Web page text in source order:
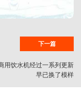
下一篇
用饮水机经过一系列更新
早已换了模样